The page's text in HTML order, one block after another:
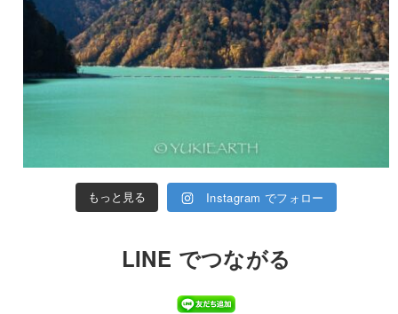
もっと見る Instagram でフォロー
LINE でつながる